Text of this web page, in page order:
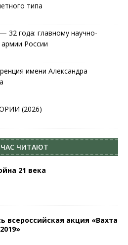
типа
32 года: главному научно-
России
имени Александра
(2026)
ЧИТАЮТ
21 века
всероссийская акция «Вахта